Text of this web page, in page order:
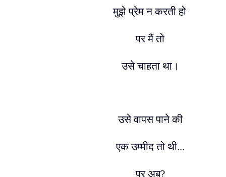
मुझे प्रेम न करती हो
पर मैं तो
उसे चाहता था।
उसे वापस पाने की
एक उम्मीद तो थी...
पर अब?